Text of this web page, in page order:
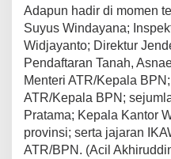
Adapun hadir di momen
Suyus Windayana;
Widjayanto; Direktur
Pendaftaran Tanah,
Menteri ATR/Kepala
ATR/Kepala BPN;
Pratama; Kepala Kantor
provinsi; serta jajaran
ATR/BPN. (Acil